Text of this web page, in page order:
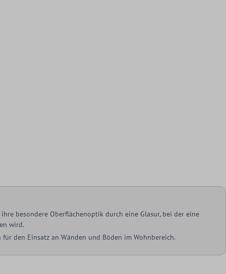
besondere Oberflächenoptik durch eine Glasur, bei der eine
wird.
den Einsatz an Wänden und Böden im Wohnbereich.